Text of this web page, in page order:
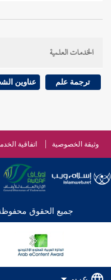
الخدمات العلمية
ترجمة علم عناوين
وثيقة الخصوصية اتفاقية
جميع الحقوق محفوظة © 2026 - 1998 لشبكة